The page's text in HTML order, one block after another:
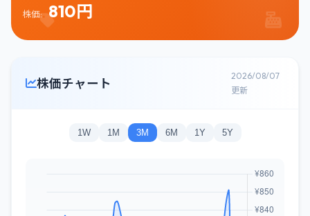
株価: 810円
株価チャート
2026/08/07
更新
1W 1M 3M 6M 1Y 5Y